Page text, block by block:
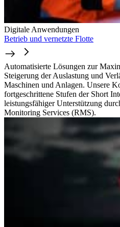
Digitale Anwendungen
Betrieb und vernetzte Flotte
Automatisierte Lösungen zur
Steigerung der Auslastung und
Maschinen und Anlagen. Unsere
fortgeschrittene Stufen der Short
leistungsfähiger Unterstützung
Monitoring Services (RMS).